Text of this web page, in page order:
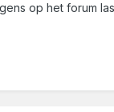
op het forum